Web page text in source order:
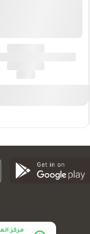
مركز